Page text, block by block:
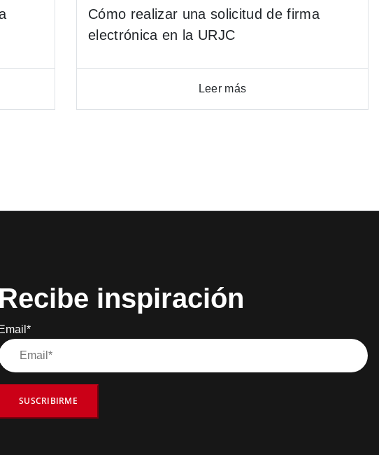
Cómo realizar una solicitud de firma
electrónica en la URJC
Leer más
Recibe inspiración
Email*
SUSCRIBIRME